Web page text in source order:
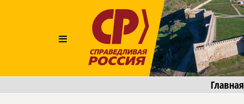
≡
Главная